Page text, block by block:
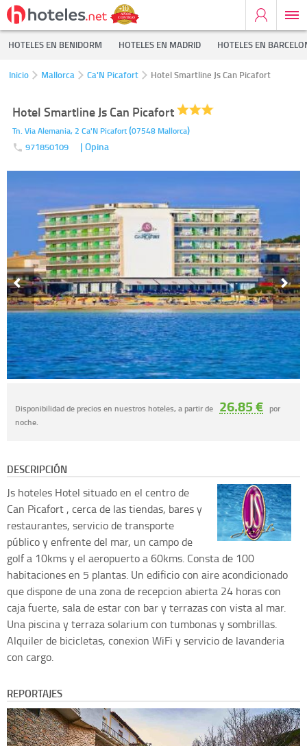
HOTELES EN BENIDORM HOTELES EN MADRID HOTELES EN
Inicio Mallorca Ca'N Picafort Hotel Smartline Js Can Picafort
Hotel Smartline Js Can Picafort
Tn. Via Alemania, 2 Ca'N Picafort(07548 Mallorca)
971850109 | Opina
Disponibilidad de precios en nuestros hoteles, a partir de 26.85 € por
noche.
DESCRIPCIÓN
Js hoteles Hotel situado en el centro de
Can Picafort , cerca de las tiendas, bares y
restaurantes, servicio de transporte
público y enfrente del mar, un campo de
golf a 10kms y el aeropuerto a 60kms. Consta de 100
habitaciones en 5 plantas. Un edificio con aire acondicionado
que dispone de una zona de recepcion abierta 24 horas con
caja fuerte, sala de estar con bar y terrazas con vista al mar.
Una piscina y terraza solarium con tumbonas y sombrillas.
Alquiler de bicicletas, conexion WiFi y servicio de lavanderia
con cargo.
REPORTAJES